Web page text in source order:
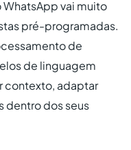
vai muito
pré-programadas.
de
de linguagem
contexto, adaptar
dentro dos seus